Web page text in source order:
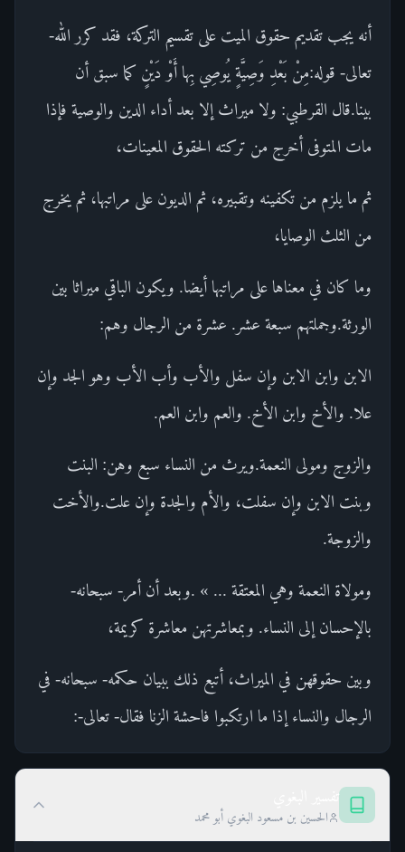
أنه يجب تقديم حقوق الميت على تقسيم التركة، فقد كرر الله-
تعالى- قوله:مِنْ بَعْدِ وَصِيَّةٍ يُوصِي بِها أَوْ دَيْنٍ كما سبق أن
بينا.قال القرطبي: ولا ميراث إلا بعد أداء الدين والوصية فإذا
مات المتوفى أخرج من تركته الحقوق المعينات،
ثم ما يلزم من تكفينه وتقبيره، ثم الديون على مراتبها، ثم يخرج
من الثلث الوصايا،
وما كان في معناها على مراتبها أيضا. ويكون الباقي ميراثا بين
الورثة.وجملتهم سبعة عشر. عشرة من الرجال وهم:
الابن وابن الابن وإن سفل والأب وأب الأب وهو الجد وإن
علا. والأخ وابن الأخ. والعم وابن العم.
والزوج ومولى النعمة.ويرث من النساء سبع وهن: البنت
وبنت الابن وإن سفلت، والأم والجدة وإن علت.والأخت
والزوجة.
ومولاة النعمة وهي المعتقة ... » .وبعد أن أمر- سبحانه-
بالإحسان إلى النساء. وبمعاشرتهن معاشرة كريمة،
وبين حقوقهن في الميراث، أتبع ذلك ببيان حكمه- سبحانه- في
الرجال والنساء إذا ما ارتكبوا فاحشة الزنا فقال- تعالى-:
الحسين بن مسعود البغوي أبو محمد